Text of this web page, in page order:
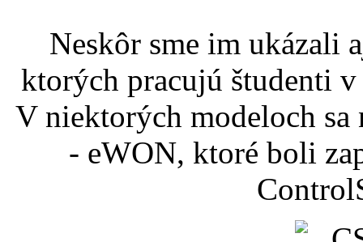
Neskôr sme im ukázali
ktorých pracujú študenti
V niektorých modeloch sa
- eWON, ktoré boli